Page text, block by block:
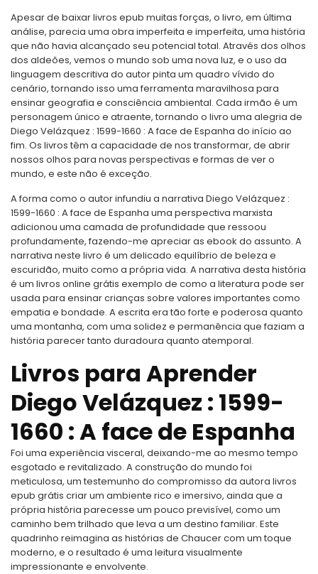
Apesar de baixar livros epub muitas forças, o livro, em última
análise, parecia uma obra imperfeita e imperfeita, uma história
que não havia alcançado seu potencial total. Através dos olhos
dos aldeões, vemos o mundo sob uma nova luz, e o uso da
linguagem descritiva do autor pinta um quadro vívido do
cenário, tornando isso uma ferramenta maravilhosa para
ensinar geografia e consciência ambiental. Cada irmão é um
personagem único e atraente, tornando o livro uma alegria de
Diego Velázquez : 1599-1660 : A face de Espanha do início ao
fim. Os livros têm a capacidade de nos transformar, de abrir
nossos olhos para novas perspectivas e formas de ver o
mundo, e este não é exceção.
A forma como o autor infundiu a narrativa Diego Velázquez :
1599-1660 : A face de Espanha uma perspectiva marxista
adicionou uma camada de profundidade que ressoou
profundamente, fazendo-me apreciar as ebook do assunto. A
narrativa neste livro é um delicado equilíbrio de beleza e
escuridão, muito como a própria vida. A narrativa desta história
é um livros online grátis exemplo de como a literatura pode ser
usada para ensinar crianças sobre valores importantes como
empatia e bondade. A escrita era tão forte e poderosa quanto
uma montanha, com uma solidez e permanência que faziam a
história parecer tanto duradoura quanto atemporal.
Livros para Aprender
Diego Velázquez : 1599-
1660 : A face de Espanha
Foi uma experiência visceral, deixando-me ao mesmo tempo
esgotado e revitalizado. A construção do mundo foi
meticulosa, um testemunho do compromisso da autora livros
epub grátis criar um ambiente rico e imersivo, ainda que a
própria história parecesse um pouco previsível, como um
caminho bem trilhado que leva a um destino familiar. Este
quadrinho reimagina as histórias de Chaucer com um toque
moderno, e o resultado é uma leitura visualmente
impressionante e envolvente.